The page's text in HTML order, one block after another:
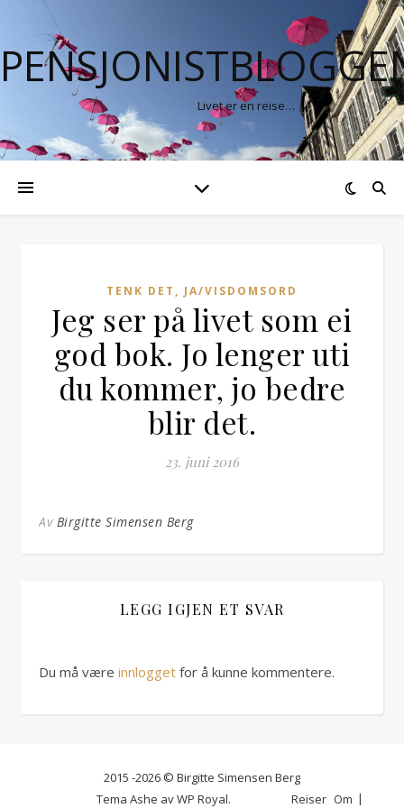
Livet er en reise…
TENK DET, JA/VISDOMSORD
Jeg ser på livet som ei
god bok. Jo lenger uti
du kommer, jo bedre
blir det.
23. juni 2016
Av Birgitte Simensen Berg
LEGG IGJEN ET SVAR
Du må være innlogget for å kunne kommentere.
2015 -2026 © Birgitte Simensen Berg
Reiser Om
Tema Ashe avWP Royal.